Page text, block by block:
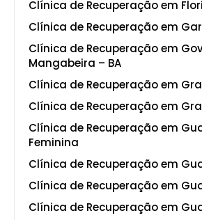
Clínica de Recuperação em
Clínica de Recuperação em
Clínica de Recuperação em
Mangabeira – BA
Clínica de Recuperação em
Clínica de Recuperação em
Clínica de Recuperação em
Feminina
Clínica de Recuperação em
Clínica de Recuperação em
Clínica de Recuperação em